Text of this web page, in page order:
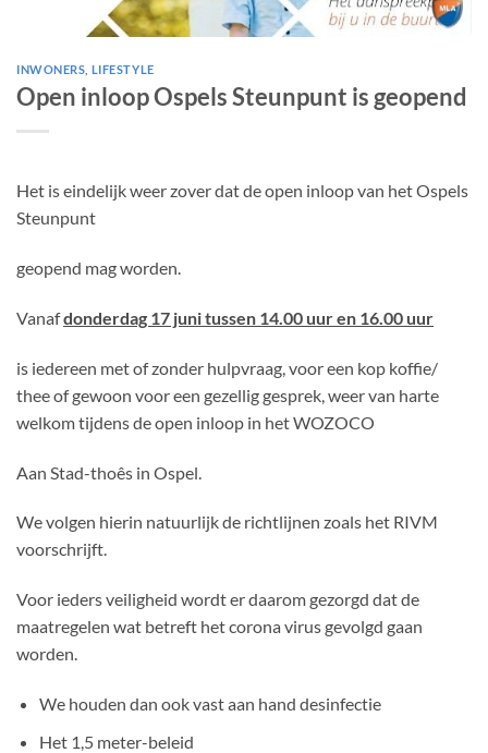
INWONERS LIFESTYLE
Open inloop Ospels Steunpunt is geopend
Het is eindelijk weer zover dat de open inloop van het Ospels
Steunpunt
geopend mag worden.
Vanafdonderdag 17 juni tussen 14.00 uur en 16.00 uur
is iedereen met of zonder hulpvraag, voor een kop koffie/
thee of gewoon voor een gezellig gesprek, weer van harte
welkom tijdens de open inloop in het WOZOCO
Aan Stad-thoês in Ospel.
We volgen hierin natuurlijk de richtlijnen zoals het RIVM
voorschrijft.
Voor ieders veiligheid wordt er daarom gezorgd dat de
maatregelen wat betreft het corona virus gevolgd gaan
worden.
We houden dan ook vast aan hand desinfectie
Het 1,5 meter-beleid